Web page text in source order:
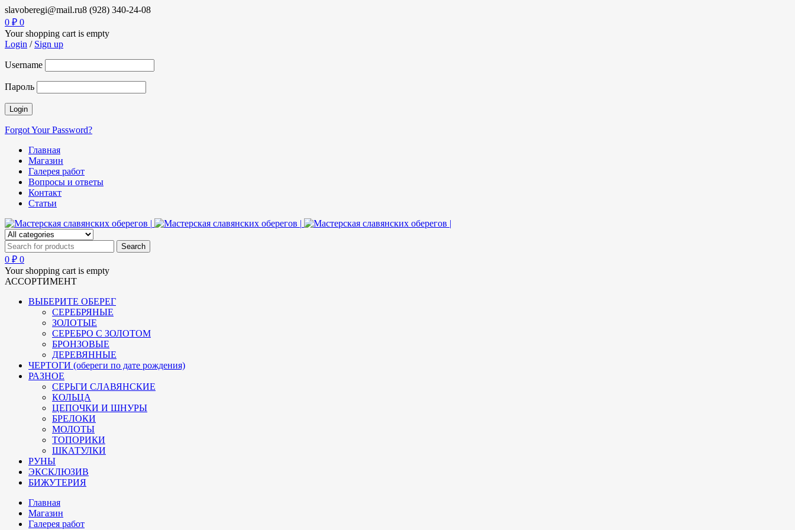
slavoberegi@mail.ru8 (928) 340-24-08
0 ₽ 0
Your shopping cart is empty
Login / Sign up
Username
Пароль
Forgot Your Password?
Главная
Магазин
Галерея работ
Вопросы и ответы
Контакт
Статьи
0 ₽ 0
Your shopping cart is empty
АССОРТИМЕНТ
ВЫБЕРИТЕ ОБЕРЕГ
СЕРЕБРЯНЫЕ
ЗОЛОТЫЕ
СЕРЕБРО С ЗОЛОТОМ
БРОНЗОВЫЕ
ДЕРЕВЯННЫЕ
ЧЕРТОГИ (обереги по дате рождения)
РАЗНОЕ
СЕРЬГИ СЛАВЯНСКИЕ
КОЛЬЦА
ЦЕПОЧКИ И ШНУРЫ
БРЕЛОКИ
МОЛОТЫ
ТОПОРИКИ
ШКАТУЛКИ
РУНЫ
ЭКСКЛЮЗИВ
БИЖУТЕРИЯ
Главная
Магазин
Галерея работ